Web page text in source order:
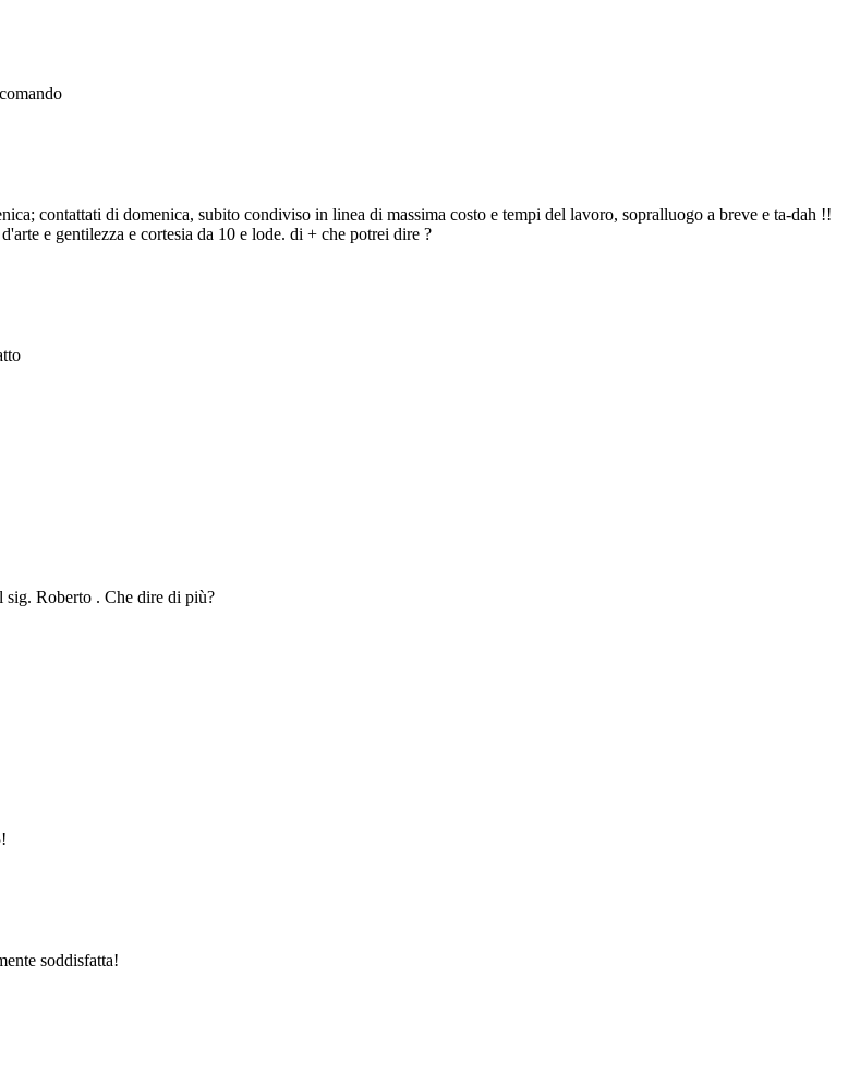
contattati di domenica, subito condiviso in linea di massima costo e tempi del lavoro, sopralluogo a breve e ta-dah !!
e gentilezza e cortesia da 10 e lode. di + che potrei dire ?
sig. Roberto . Che dire di più?
soddisfatta!